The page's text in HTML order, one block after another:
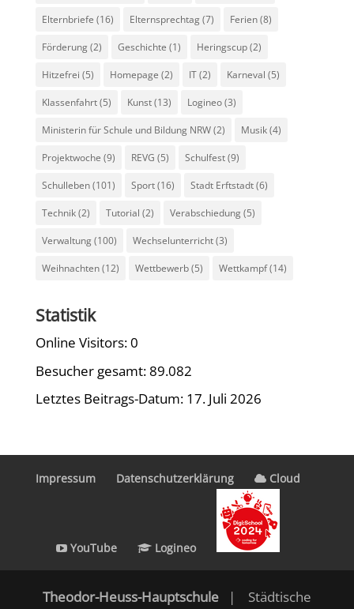
Elternbriefe (16) Elternsprechtag(7) Ferien(8)
Förderung(2) Geschichte (1) Heringscup(2)
Hitzefrei (5) Homepage (2) IT(2) Karneval (5)
Klassenfahrt(5) Kunst(13) Logineo(3)
Ministerin für Schule und Bildung NRW(2) Musik(4)
Projektwoche (9) REVG (5) Schulfest(9)
Schulleben(101) Sport(16) Stadt Erftstadt(6)
Technik(2) Tutorial (2) Verabschiedung(5)
Verwaltung(100) Wechselunterricht(3)
Weihnachten(12) Wettbewerb(5) Wettkampf(14)
Statistik
Online Visitors:0
Besucher gesamt:89.082
Letztes Beitrags-Datum: 17. Juli 2026
Impressum Datenschutzerklärung Cloud
YouTube Logineo
Theodor-Heuss-Hauptschule| Städtische